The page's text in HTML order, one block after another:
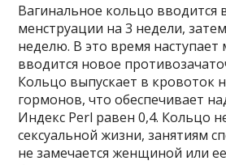
Вагинальное кольцо вводится
менструации на 3 недели,
неделю. В это время наступает
вводится новое
Кольцо выпускает в кровоток
гормонов, что обеспечивает
Индекс Perl равен 0,4. Кольцо
сексуальной жизни, занятиям
не замечается женщиной или